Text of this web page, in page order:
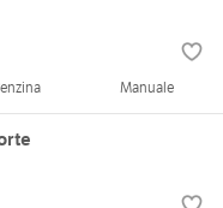
Manuale